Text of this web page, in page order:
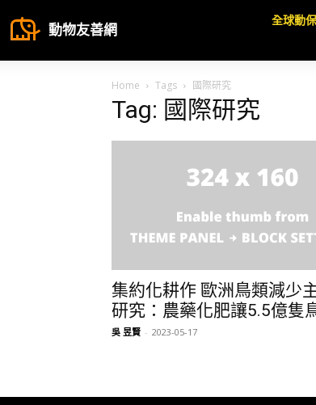
動物友善網
全球動
Home Tags 國際研究
Tag: 國際研究
集約化耕作 歐洲鳥類減少
研究：農藥化肥讓5.5億隻
吳 昱賢 - 2023-05-17